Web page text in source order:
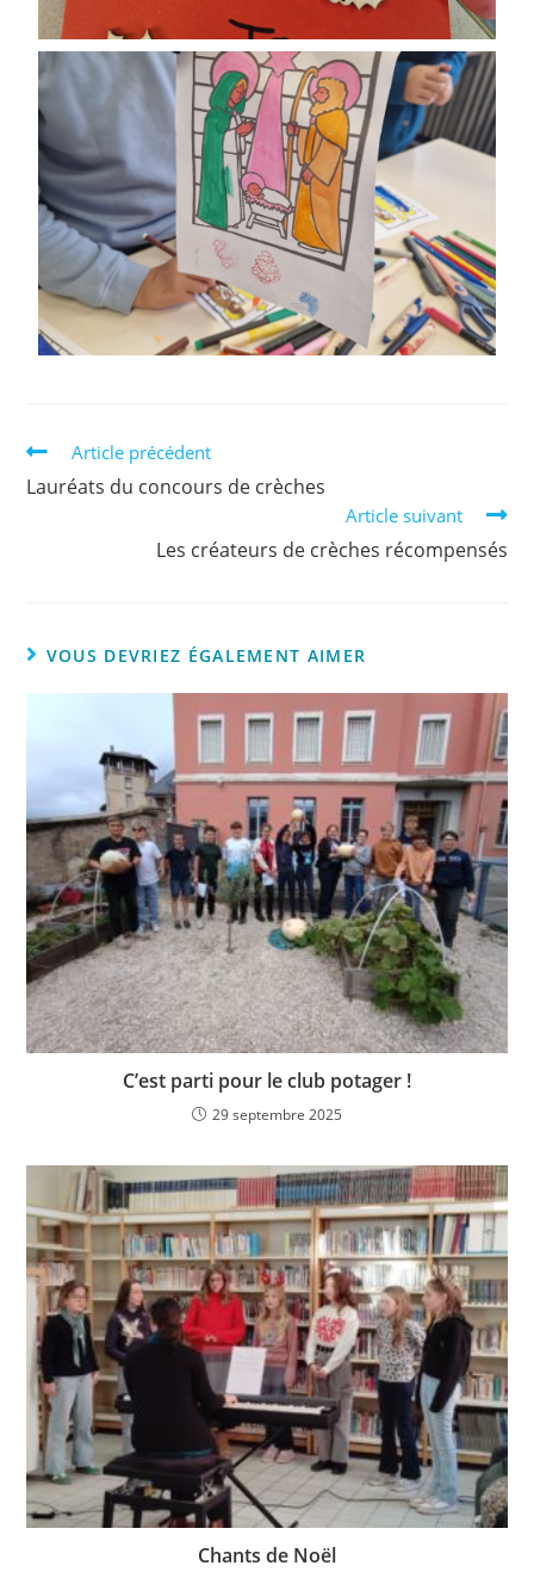
Article précédent
Lauréats du concours de crèches
Article suivant
Les créateurs de crèches récompensés
VOUS DEVRIEZ ÉGALEMENT AIMER
C’est parti pour le club potager !
29 septembre 2025
Chants de Noël